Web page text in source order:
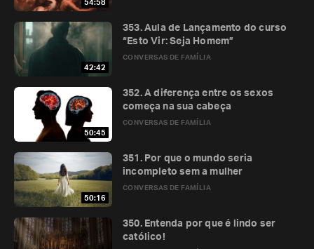
54:58
42:42
CONVERSAS DE FAMÍLIA
353. Aula de Lançamento do curso
“Esto Vir: Seja Homem”
50:45
CONVERSAS DE FAMÍLIA
352. A diferença entre os sexos
começa na sua cabeça
50:16
CONVERSAS DE FAMÍLIA
351. Por que o mundo seria
incompleto sem a mulher
350. Entenda por que é lindo ser
católico!